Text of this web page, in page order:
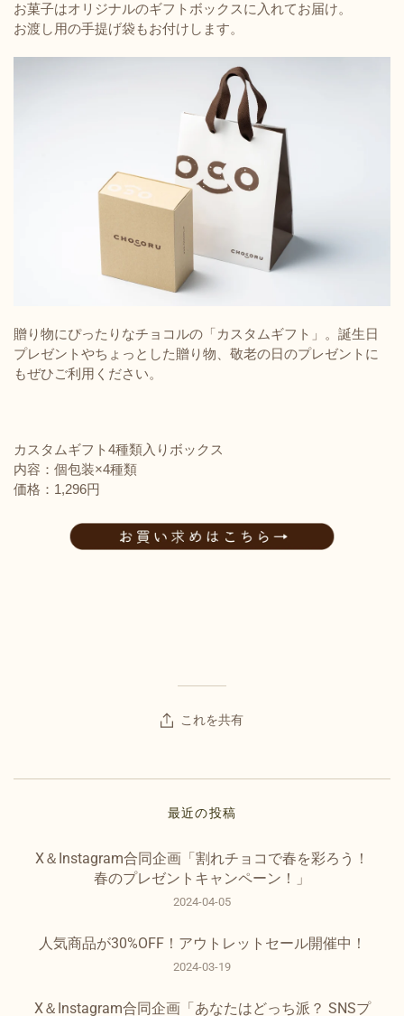
これを共有
お菓子はオリジナルのギフトボックスに入れてお届け。
お渡し用の手提げ袋もお付けします。
贈り物にぴったりなチョコルの「カスタムギフト」。誕生日
プレゼントやちょっとした贈り物、敬老の日のプレゼントに
もぜひご利用ください。
カスタムギフト4種類入りボックス
内容：個包装×4種類
価格：1,296円
最近の投稿
X＆Instagram合同企画「割れチョコで春を彩ろう！
春のプレゼントキャンペーン！」
2024-04-05
人気商品が30%OFF！アウトレットセール開催中！
2024-03-19
X＆Instagram合同企画「あなたはどっち派？ SNSプ